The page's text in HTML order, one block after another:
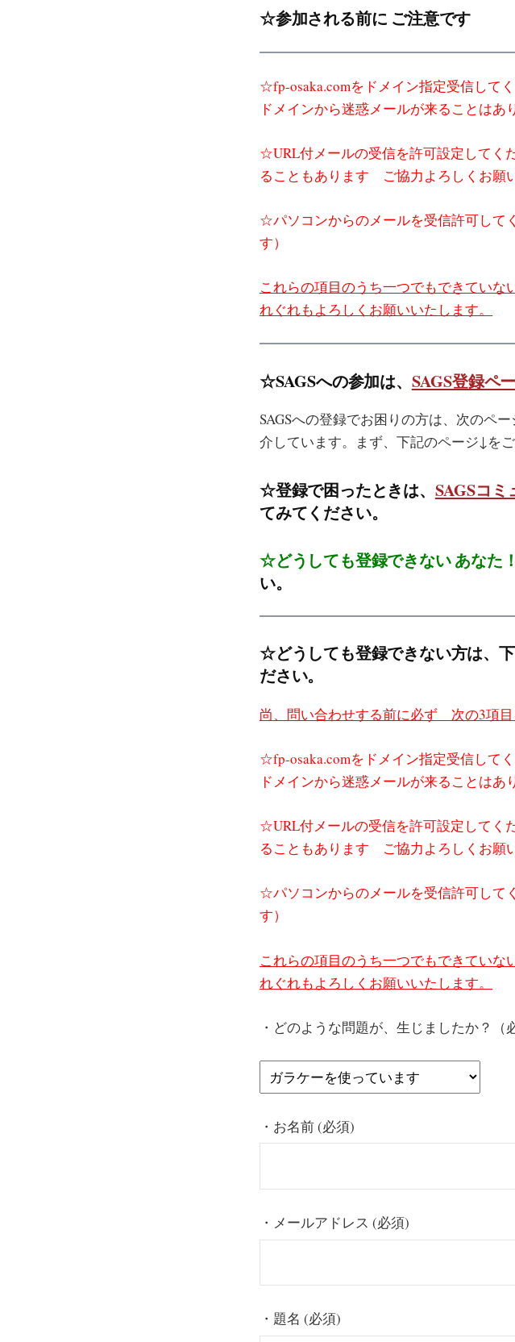
☆参加される前に ご注意です
☆fp-osaka.comをドメイン指定受信して
ドメインから迷惑メールが来ることはあ
☆URL付メールの受信を許可設定してく
ることもあります ご協力よろしくお願
☆パソコンからのメールを受信許可して
す）
これらの項目のうち一つでもできていな
れぐれもよろしくお願いいたします。
☆SAGSへの参加は、 SAGS登録ペ
SAGSへの登録でお困りの方は、次のペ
介しています。まず、下記のページ↓をご
☆登録で困ったときは、 SAGSコ
てみてください。
☆どうしても登録できない あなた！
い。
☆どうしても登録できない方は、
ださい。
尚、問い合わせする前に必ず 次の3項目
☆fp-osaka.comをドメイン指定受信して
ドメインから迷惑メールが来ることはあ
☆URL付メールの受信を許可設定してく
ることもあります ご協力よろしくお願
☆パソコンからのメールを受信許可して
す）
これらの項目のうち一つでもできていな
れぐれもよろしくお願いいたします。
・どのような問題が、生じましたか？（
・お名前 (必須)
・メールアドレス (必須)
・題名 (必須)